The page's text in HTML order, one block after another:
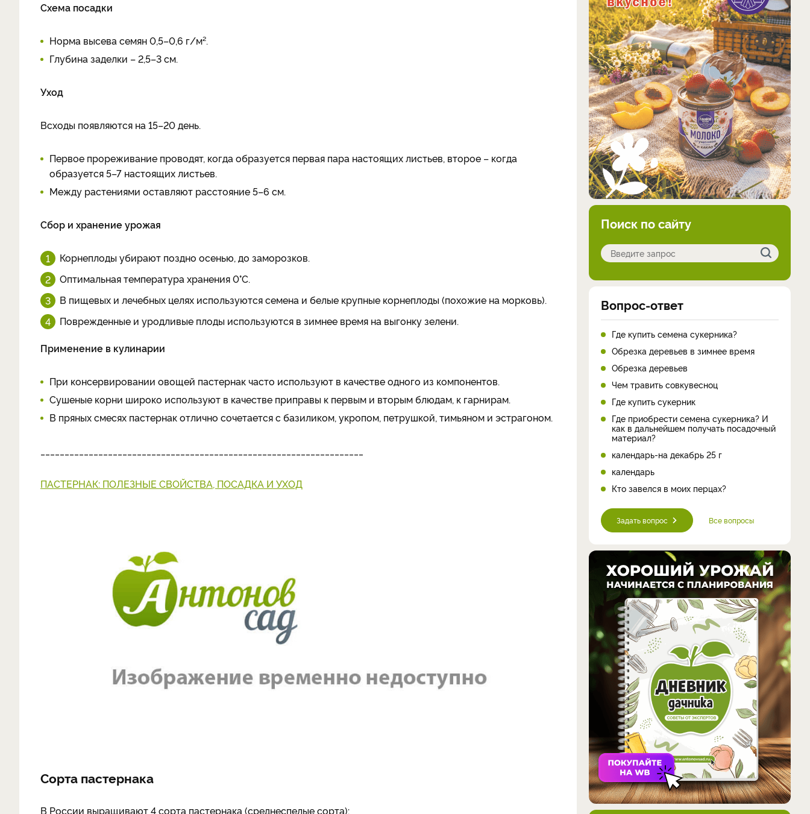
Схема посадки
Норма высева семян 0,5–0,6 г/м².
Глубина заделки – 2,5–3 см.
Уход
Всходы появляются на 15–20 день.
Первое прореживание проводят, когда образуется первая пара настоящих листьев, второе – когда
образуется 5–7 настоящих листьев.
Между растениями оставляют расстояние 5–6 см.
Сбор и хранение урожая
Корнеплоды убирают поздно осенью, до заморозков.
Оптимальная температура хранения 0°С.
В пищевых и лечебных целях используются семена и белые крупные корнеплоды (похожие на морковь).
Поврежденные и уродливые плоды используются в зимнее время на выгонку зелени.
Применение в кулинарии
При консервировании овощей пастернак часто используют в качестве одного из компонентов.
Сушеные корни широко используют в качестве приправы к первым и вторым блюдам, к гарнирам.
В пряных смесях пастернак отлично сочетается с базиликом, укропом, петрушкой, тимьяном и эстрагоном.
ПАСТЕРНАК: ПОЛЕЗНЫЕ СВОЙСТВА, ПОСАДКА И УХОД
Сорта пастернака
В России выращивают 4 сорта пастернака (среднеспелые сорта):
Поиск по сайту
Вопрос-ответ
Где купить семена сукерника?
Обрезка деревьев в зимнее время
Обрезка деревьев
Чем травить совкувесноц
Где купить сукерник
Где приобрести семена сукерника? И
как в дальнейшем получать посадочный
материал?
календарь-на декабрь 25 г
календарь
Кто завелся в моих перцах?
Задать вопрос Все вопросы